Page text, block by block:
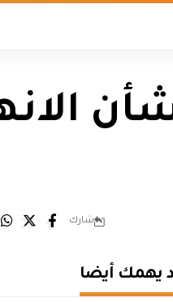
شارك
يهمك أيضا